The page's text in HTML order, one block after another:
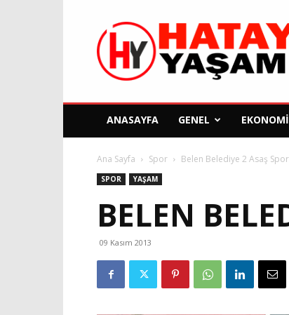
Hatay
Yaşam
Gazetesi
ANASAYFA GENEL EKONOMI
Ana Sayfa Spor Belen Belediye 2 Asaş Spor
SPOR YAŞAM
BELEN
09 Kasım 2013